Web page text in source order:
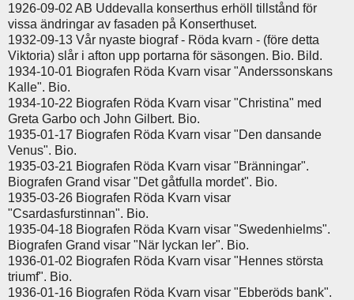
1926-09-02 AB Uddevalla konserthus erhöll tillstånd för
vissa ändringar av fasaden på Konserthuset.
1932-09-13 Vår nyaste biograf - Röda kvarn - (före detta
Viktoria) slår i afton upp portarna för säsongen. Bio. Bild.
1934-10-01 Biografen Röda Kvarn visar "Anderssonskans
Kalle". Bio.
1934-10-22 Biografen Röda Kvarn visar "Christina" med
Greta Garbo och John Gilbert. Bio.
1935-01-17 Biografen Röda Kvarn visar "Den dansande
Venus". Bio.
1935-03-21 Biografen Röda Kvarn visar "Bränningar".
Biografen Grand visar "Det gåtfulla mordet". Bio.
1935-03-26 Biografen Röda Kvarn visar
"Csardasfurstinnan". Bio.
1935-04-18 Biografen Röda Kvarn visar "Swedenhielms".
Biografen Grand visar "När lyckan ler". Bio.
1936-01-02 Biografen Röda Kvarn visar "Hennes största
triumf". Bio.
1936-01-16 Biografen Röda Kvarn visar "Ebberöds bank".